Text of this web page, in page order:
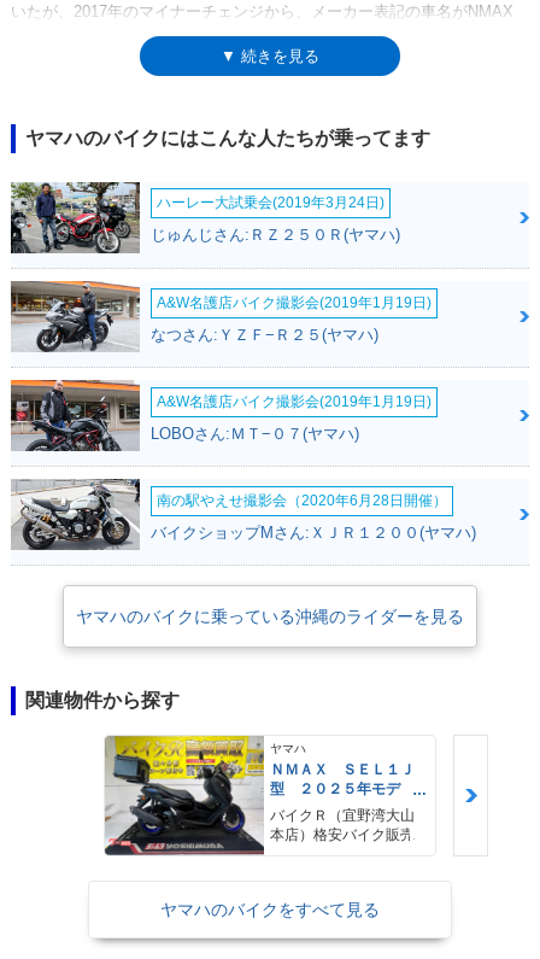
いたが、2017年のマイナーチェンジから、メーカー表記の車名がNMAX
ABSに改められた。そのマイナーチェンジは、平成28年度国内排出ガス
規制への適合を目的としたものだった。2020年11月には、欧州向けの
年6月から、国内販売も開始された。なお、このモデルから、トラクショ
ンコントロールやアイドリングストップ機構、スマートキーシステムなど
が採用された。2025年に仕様変更を受けて、先行して発表された
NMAX155と同様の新デザインのエクステリアデザインを採用し、ウイン
カーまで含めた灯火類のLED化、新デザインのLCDメーターパネルへの変
更、サスセッティングの最適化などが図られえた。※2017年のNMAX 155
変更した。※2019年モデルが発表された際に「快適セレクション」とい
うアクセサリーパッケージ装着モデルが設定された。もともとNMAXの小
ぶりでスタイリッシュなスクリーンが、+310ミリ高の大型タイプにな
り、フルフェイスヘルメットも収納可能なリアボックスなどがあからじめ
装備されていた（販売店で取り付け販売）。
▼ 続きを見る
ヤマハのバイクにはこんな人たちが乗ってます
ハーレー大試乗会(2019年3月24日)
じゅんじさん:ＲＺ２５０Ｒ(ヤマハ)
A&W名護店バイク撮影会(2019年1月19日)
なつさん:ＹＺＦ−Ｒ２５(ヤマハ)
A&W名護店バイク撮影会(2019年1月19日)
LOBOさん:ＭＴ−０７(ヤマハ)
南の駅やえせ撮影会（2020年6月28日開催）
バイクショップMさん:ＸＪＲ１２００(ヤマハ)
ヤマハのバイクに乗っている沖縄のライダーを見る
関連物件から探す
ヤマハ
ＮＭＡＸ ＳＥＬ１Ｊ
型 ２０２５年モデ
ル ＡＢＳ キーレ
ス リアキャリア リ
アＢＯＸ
バイクＲ（宜野湾大山
本店）格安バイク販売
ヤマハのバイクをすべて見る